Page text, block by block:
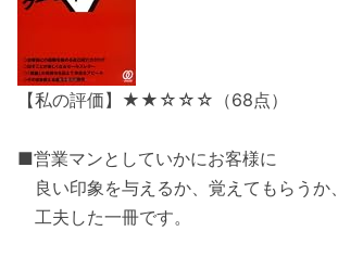
【私の評価】★★☆☆☆（68点）
■営業マンとしていかにお客様に
良い印象を与えるか、覚えてもらうか、
工夫した一冊です。